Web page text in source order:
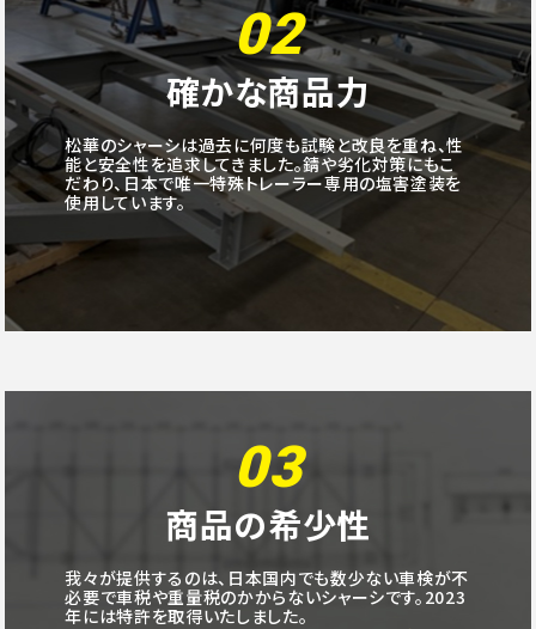
02
確かな商品力
松華のシャーシは過去に何度も試験と改良を重ね、性
能と安全性を追求してきました。錆や劣化対策にもこ
だわり、日本で唯一特殊トレーラー専用の塩害塗装を
使用しています。
03
商品の希少性
我々が提供するのは、日本国内でも数少ない車検が不
必要で車税や重量税のかからないシャーシです。2023
年には特許を取得いたしました。